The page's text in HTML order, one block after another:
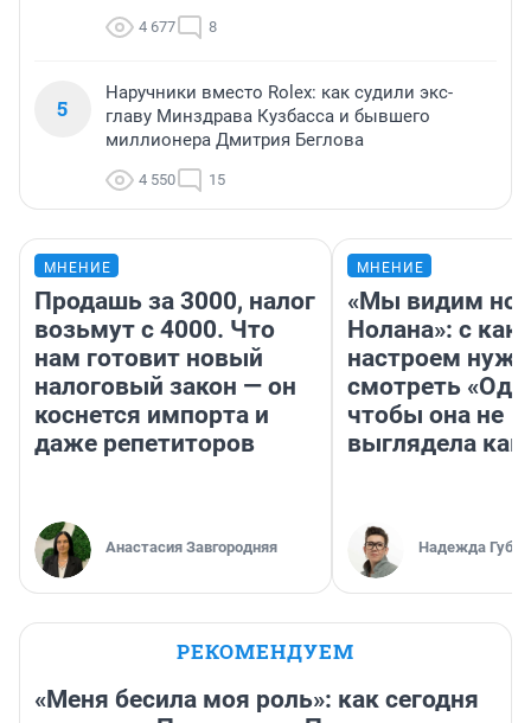
4 677 8
5
Наручники вместо Rolex: как судили экс-
главу Минздрава Кузбасса и бывшего
миллионера Дмитрия Беглова
4 550 15
МНЕНИЕ
Продашь за 3000, налог
возьмут с 4000. Что
нам готовит новый
налоговый закон — он
коснется импорта и
даже репетиторов
Анастасия Завгородняя
МНЕНИЕ
«Мы видим
Нолана»: с
настроем
смотреть
чтобы она не
выглядела как
Надежда
РЕКОМЕНДУЕМ
«Меня бесила моя роль»: как сегодня